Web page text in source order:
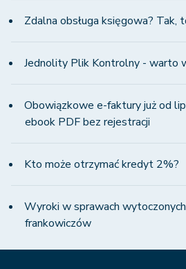
Zdalna obsługa księgowa? Tak,
Jednolity Plik Kontrolny - warto
Obowiązkowe e-faktury już od
ebook PDF bez rejestracji
Kto może otrzymać kredyt 2%?
Wyroki w sprawach
frankowiczów